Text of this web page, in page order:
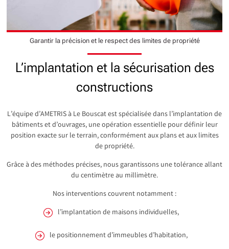
Garantir la précision et le respect des limites de propriété
L’implantation et la sécurisation des
constructions
L’équipe d’AMETRIS à Le Bouscat est spécialisée dans l’implantation de
bâtiments et d’ouvrages, une opération essentielle pour définir leur
position exacte sur le terrain, conformément aux plans et aux limites
de propriété.
Grâce à des méthodes précises, nous garantissons une tolérance allant
du centimètre au millimètre.
Nos interventions couvrent notamment :
l’implantation de maisons individuelles,
le positionnement d’immeubles d’habitation,